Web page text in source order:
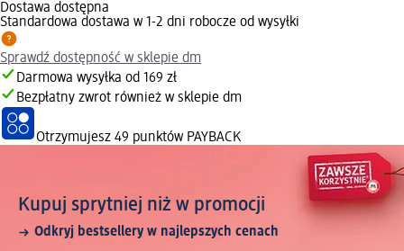
Dostawa dostępna
Standardowa dostawa w 1-2 dni robocze od wysyłki
Sprawdź dostępność w sklepie dm
Darmowa wysyłka od 169 zł
Bezpłatny zwrot również w sklepie dm
Otrzymujesz 49 punktów PAYBACK
Kupuj sprytniej niż w promocji
Odkryj bestsellery w najlepszych cenach